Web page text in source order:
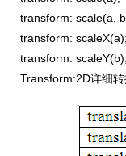
transform:
transform:
transform:
Transform:2D详细转